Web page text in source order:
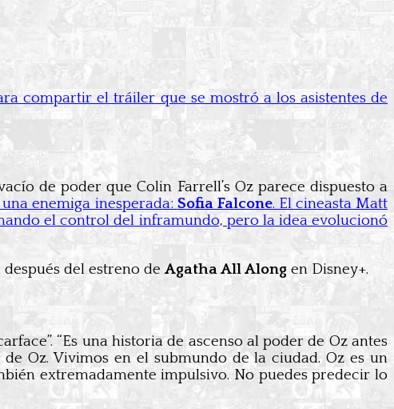
compartir el tráiler que se mostró a los asistentes de
de poder que Colin Farrell’s Oz parece dispuesto a
enemiga inesperada: Sofia Falcone. El cineasta Matt
el control del inframundo, pero la idea evolucionó
después del estreno de Agatha All Along en Disney+.
“Es una historia de ascenso al poder de Oz antes
Oz. Vivimos en el submundo de la ciudad. Oz es un
extremadamente impulsivo. No puedes predecir lo